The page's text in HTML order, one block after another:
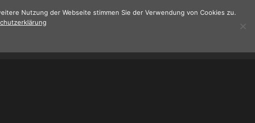
Nutzung der Webseite stimmen Sie der Verwendung von Cookies zu.